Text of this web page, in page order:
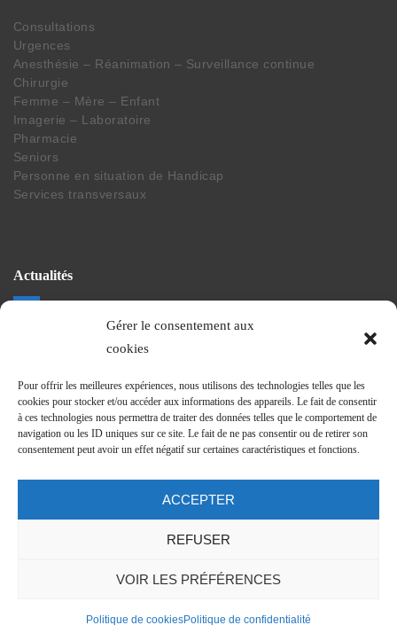
Gérer le consentement aux
cookies
Pour offrir les meilleures expériences, nous utilisons des technologies telles que les
cookies pour stocker et/ou accéder aux informations des appareils. Le fait de consentir
à ces technologies nous permettra de traiter des données telles que le comportement de
navigation ou les ID uniques sur ce site. Le fait de ne pas consentir ou de retirer son
consentement peut avoir un effet négatif sur certaines caractéristiques et fonctions.
ACCEPTER
REFUSER
VOIR LES PRÉFÉRENCES
Politique de cookiesPolitique de confidentialité
Consultations
Urgences
Anesthésie – Réanimation – Surveillance continue
Chirurgie
Femme – Mère – Enfant
Imagerie – Laboratoire
Pharmacie
Seniors
Personne en situation de Handicap
Services transversaux
Actualités
Projet de nouvel hopital
Journal Trimestriel
Suivez nos actus
Mentions légales-J’apparais sur une photo !- ©animage.fr